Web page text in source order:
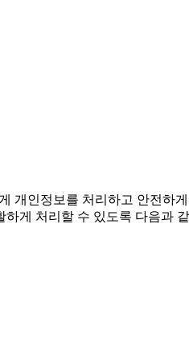
개인정보를 처리하고 안전하
게 처리할 수 있도록 다음과